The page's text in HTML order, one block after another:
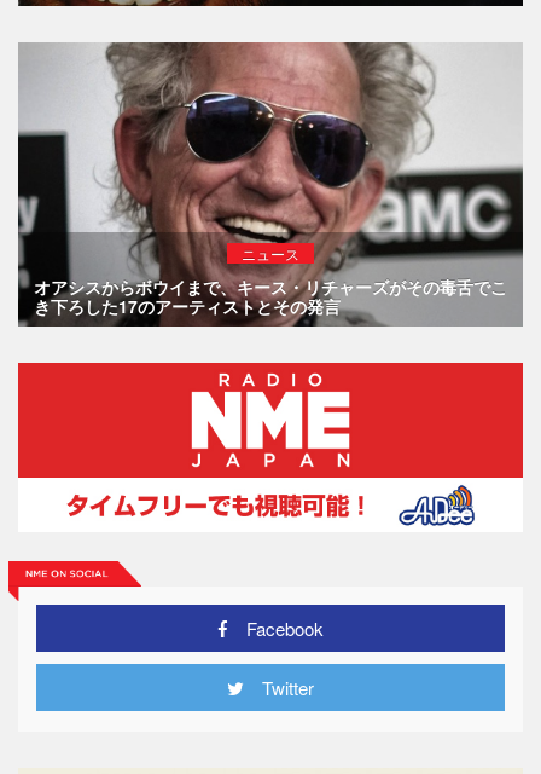
ニュース
オアシスからボウイまで、キース・リチャーズがその毒舌でこ
き下ろした17のアーティストとその発言
Facebook
Twitter